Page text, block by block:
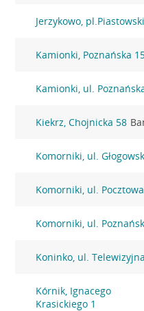
Jerzykowo,
Kamionki, Poznańska
Kamionki, ul.
Kiekrz, Chojnicka 58
Komorniki, ul.
Komorniki, ul.
Komorniki, ul.
Koninko, ul.
Kórnik, Ignacego
Krasickiego 1